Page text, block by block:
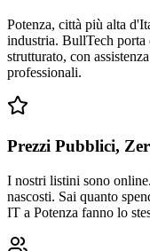
Potenza, città più alta
industria. BullTech porta
strutturato, con
professionali.
Prezzi Pubblici,
I nostri listini sono
nascosti. Sai quanto
IT a Potenza fanno lo